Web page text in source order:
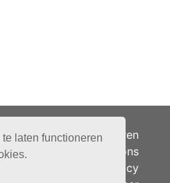
laten functionerenAdverteren
Over ons
Je privacy